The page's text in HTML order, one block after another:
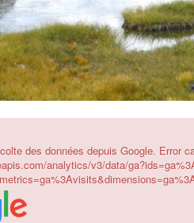
des données depuis Google. Error
analytics/v3/data/